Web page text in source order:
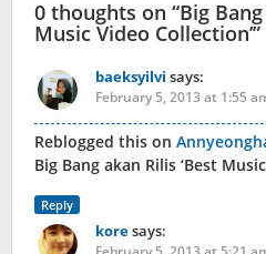
0 thoughts on “Big
Music Video Collection’”
baeksyilvi says:
February 5, 2013 at 1:55
Reblogged this on
Big Bang akan Rilis ‘Best
Reply
koresays: